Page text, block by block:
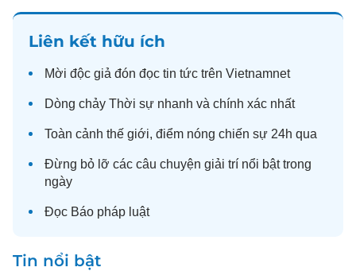
Liên kết hữu ích
Mời độc giả đón đọc tin tức trên Vietnamnet
Dòng chảy Thời sự nhanh và chính xác nhất
Toàn cảnh thế giới, điểm nóng chiến sự 24h qua
Đừng bỏ lỡ các câu chuyện giải trí nổi bật trong
ngày
Đọc Báo pháp luật
Tin nổi bật